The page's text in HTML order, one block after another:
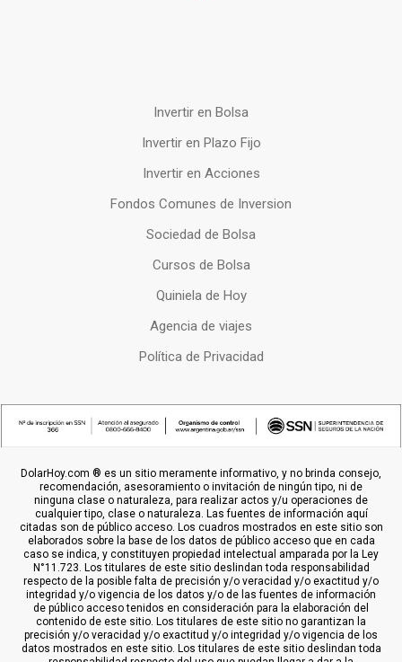
Invertir en Bolsa
Invertir en Plazo Fijo
Invertir en Acciones
Fondos Comunes de Inversion
Sociedad de Bolsa
Cursos de Bolsa
Quiniela de Hoy
Agencia de viajes
Política de Privacidad
DolarHoy.com ® es un sitio meramente informativo, y no brinda consejo,
recomendación, asesoramiento o invitación de ningún tipo, ni de
ninguna clase o naturaleza, para realizar actos y/u operaciones de
cualquier tipo, clase o naturaleza. Las fuentes de información aquí
citadas son de público acceso. Los cuadros mostrados en este sitio son
elaborados sobre la base de los datos de público acceso que en cada
caso se indica, y constituyen propiedad intelectual amparada por la Ley
N°11.723. Los titulares de este sitio deslindan toda responsabilidad
respecto de la posible falta de precisión y/o veracidad y/o exactitud y/o
integridad y/o vigencia de los datos y/o de las fuentes de información
de público acceso tenidos en consideración para la elaboración del
contenido de este sitio. Los titulares de este sitio no garantizan la
precisión y/o veracidad y/o exactitud y/o integridad y/o vigencia de los
datos mostrados en este sitio. Los titulares de este sitio deslindan toda